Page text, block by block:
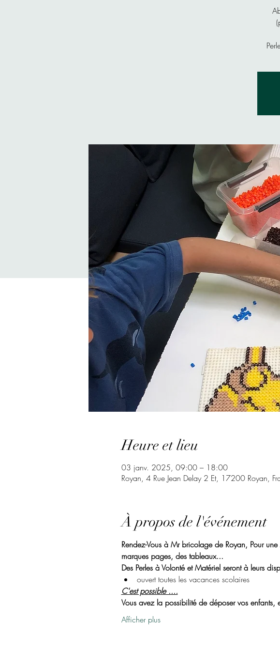
Heure et lieu
03 janv. 2025, 09:00 – 18:00
Royan, 4 Rue Jean Delay 2 Et, 17200 Royan,
À propos de l'événement
Rendez-Vous à Mr bricolage de Royan, Pour une
marques pages, des tableaux...
Des Perles à Volonté et Matériel seront à leurs
ouvert toutes les vacances scolaires
C'est possible ....
Vous avez la possibilité de déposer vos
Afficher plus